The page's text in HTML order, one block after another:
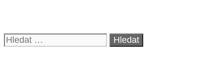
Hledat: